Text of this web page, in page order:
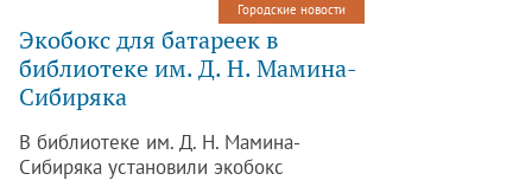
друзьями – студией «МЭКСвидео»,
которая в этом году отмечает своё 20-
летие.
Городские новости
Экобокс для батареек в
библиотеке им. Д. Н. Мамина-
Сибиряка
В библиотеке им. Д. Н. Мамина-
Сибиряка установили экобокс